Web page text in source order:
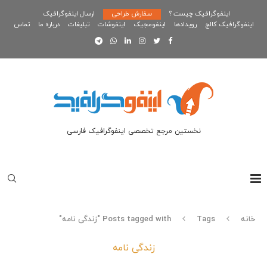
اینفوگرافیک چیست ؟ سفارش طراحی
ارسال اینفوگرافیک
اینفوگرافیک کالج
رویدادها اینفومجیک اینفوشات تبلیغات درباره ما تماس
نخستین مرجع تخصصی اینفوگرافیک فارسی
خانه Tags Posts tagged with "زندگی نامه"
زندگی نامه